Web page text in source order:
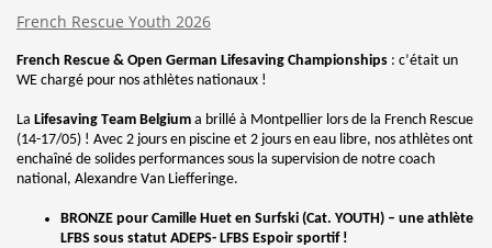
French Rescue Youth 2026
French Rescue & Open German Lifesaving Championships : c’était un
WE chargé pour nos athlètes nationaux !
La Lifesaving Team Belgium a brillé à Montpellier lors de la French Rescue
(14-17/05) ! Avec 2 jours en piscine et 2 jours en eau libre, nos athlètes ont
enchaîné de solides performances sous la supervision de notre coach
national, Alexandre Van Liefferinge.
BRONZE pour Camille Huet en Surfski (Cat. YOUTH) – une athlète
LFBS sous statut ADEPS- LFBS Espoir sportif !